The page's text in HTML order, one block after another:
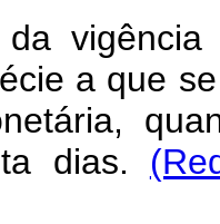
a que
dias.